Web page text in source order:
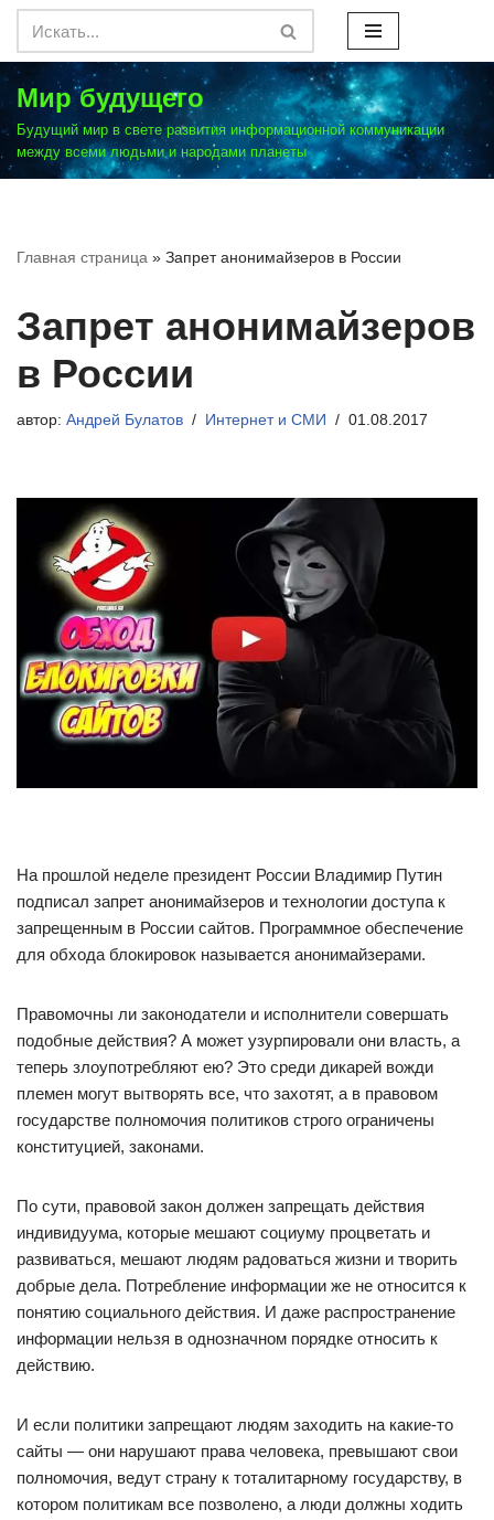
Перейти
к
содержимому
Мир будущего
Будущий мир в свете развития информационной коммуникации
между всеми людьми и народами планеты
Главная страница » Запрет анонимайзеров в России
Запрет анонимайзеров
в России
автор: Андрей Булатов Интернет и СМИ 01.08.2017
На прошлой неделе президент России Владимир Путин
подписал запрет анонимайзеров и технологии доступа к
запрещенным в России сайтов. Программное обеспечение
для обхода блокировок называется анонимайзерами.
Правомочны ли законодатели и исполнители совершать
подобные действия? А может узурпировали они власть, а
теперь злоупотребляют ею? Это среди дикарей вожди
племен могут вытворять все, что захотят, а в правовом
государстве полномочия политиков строго ограничены
конституцией, законами.
По сути, правовой закон должен запрещать действия
индивидуума, которые мешают социуму процветать и
развиваться, мешают людям радоваться жизни и творить
добрые дела. Потребление информации же не относится к
понятию социального действия. И даже распространение
информации нельзя в однозначном порядке относить к
действию.
И если политики запрещают людям заходить на какие-то
сайты — они нарушают права человека, превышают свои
полномочия, ведут страну к тоталитарному государству, в
котором политикам все позволено, а люди должны ходить